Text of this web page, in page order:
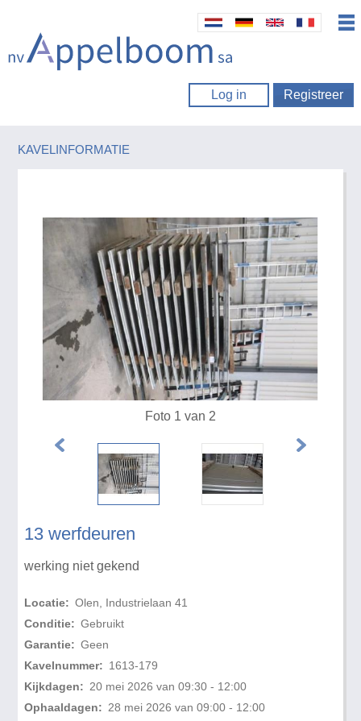
Log in Registreer
KAVELINFORMATIE
13 werfdeuren
werking niet gekend
Locatie: Olen, Industrielaan 41
Conditie: Gebruikt
Garantie: Geen
Kavelnummer: 1613-179
Kijkdagen: 20 mei 2026 van 09:30 - 12:00
Ophaaldagen: 28 mei 2026 van 09:00 - 12:00
Foto 1 van 2